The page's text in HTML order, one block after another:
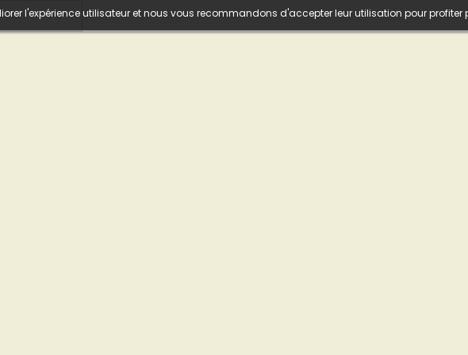
l'expérience utilisateur et nous vous recommandons d'accepter leur utilisation pour